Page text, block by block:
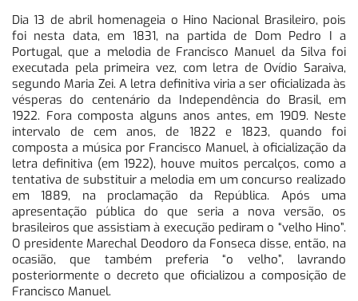
Dia 13 de abril homenageia o Hino Nacional Brasileiro, pois
foi nesta data, em 1831, na partida de Dom Pedro I a
Portugal, que a melodia de Francisco Manuel da Silva foi
executada pela primeira vez, com letra de Ovídio Saraiva,
segundo Maria Zei. A letra definitiva viria a ser oficializada às
vésperas do centenário da Independência do Brasil, em
1922. Fora composta alguns anos antes, em 1909. Neste
intervalo de cem anos, de 1822 e 1823, quando foi
composta a música por Francisco Manuel, à oficialização da
letra definitiva (em 1922), houve muitos percalços, como a
tentativa de substituir a melodia em um concurso realizado
em 1889, na proclamação da República. Após uma
apresentação pública do que seria a nova versão, os
brasileiros que assistiam à execução pediram o “velho Hino”.
O presidente Marechal Deodoro da Fonseca disse, então, na
ocasião, que também preferia “o velho”, lavrando
posteriormente o decreto que oficializou a composição de
Francisco Manuel.